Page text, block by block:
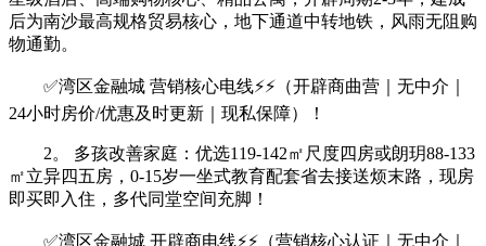
后为南沙最高规格贸易核心，地下通道中转地铁，风雨无阻购
物通勤。
✅湾区金融城 营销核心电线⚡⚡（开辟商曲营｜无中介｜
24小时房价/优惠及时更新｜现私保障）！
2。 多孩改善家庭：优选119-142㎡尺度四房或朗玥88-133
㎡立异四五房，0-15岁一坐式教育配套省去接送烦末路，现房
即买即入住，多代同堂空间充脚！
✅湾区金融城 开辟商电线⚡⚡（营销核心认证｜无中介｜